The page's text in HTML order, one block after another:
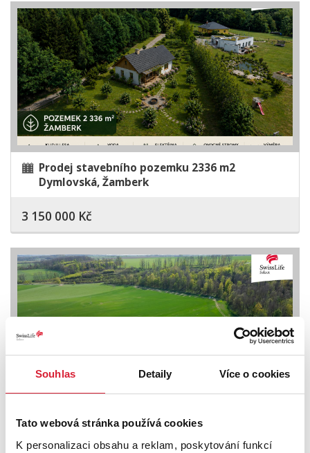
Souhlas Detaily Více o cookies
Tato webová stránka používá cookies
K personalizaci obsahu a reklam, poskytování funkcí
KARIÉRA
FINANCOVÁNÍ / HYPOTÉKA
KONTAKT
Prodej stavebního pozemku 2336 m2
Dymlovská, Žamberk
3 150 000 Kč